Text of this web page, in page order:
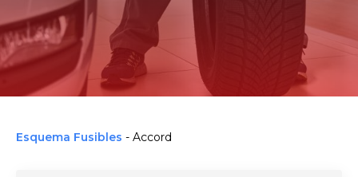
Esquema Fusibles - Accord